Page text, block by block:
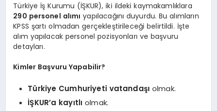
Türkiye İş Kurumu (İŞKUR), iki ildeki kaymakamlıklara
290 personel alımı yapılacağını duyurdu. Bu alımların
KPSS şartı olmadan gerçekleştirileceği belirtildi. İşte
alım yapılacak personel pozisyonları ve başvuru
detayları.
Kimler Başvuru Yapabilir?
Türkiye Cumhuriyeti vatandaşı olmak.
İŞKUR’a kayıtlı olmak.